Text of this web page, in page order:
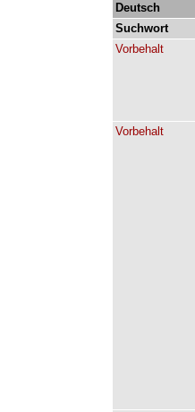
Deutsch
Suchwort
Vorbehalt
Vorbehalt